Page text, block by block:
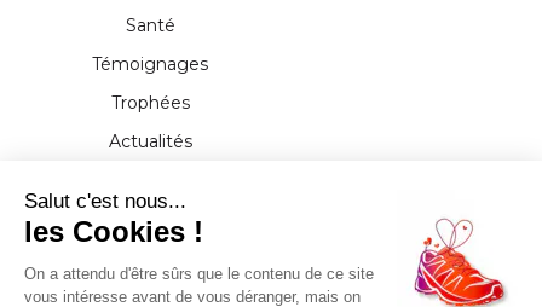
Santé
Témoignages
Trophées
Actualités
Documents
Salut c'est nous...
les Cookies !
On a attendu d'être sûrs que le contenu de ce site
vous intéresse avant de vous déranger, mais on